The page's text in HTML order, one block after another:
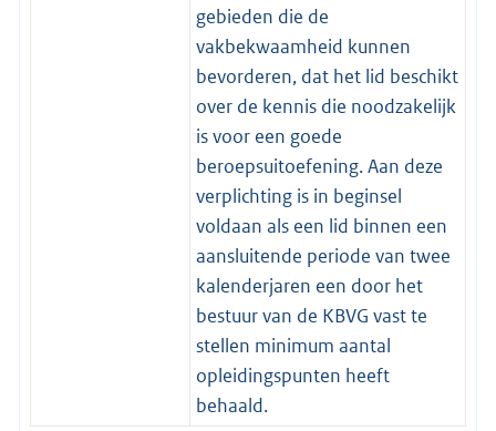
gebieden die de
vakbekwaamheid kunnen
bevorderen, dat het lid beschikt
over de kennis die noodzakelijk
is voor een goede
beroepsuitoefening. Aan deze
verplichting is in beginsel
voldaan als een lid binnen een
aansluitende periode van twee
kalenderjaren een door het
bestuur van de KBVG vast te
stellen minimum aantal
opleidingspunten heeft
behaald.